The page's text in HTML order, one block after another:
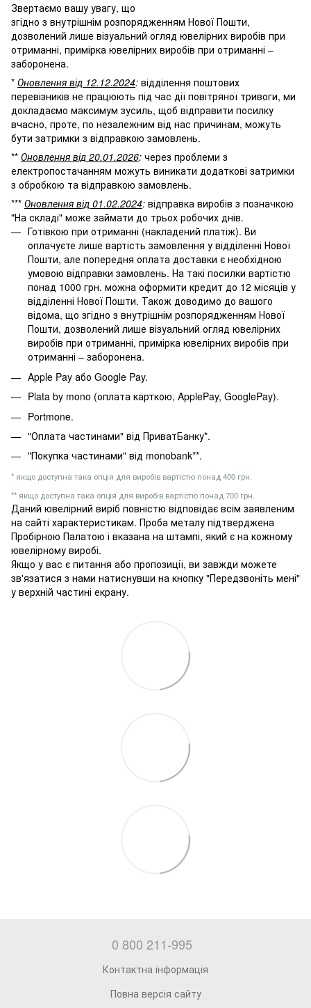
Звертаємо вашу увагу, що
згідно з внутрішнім розпорядженням Нової Пошти,
дозволений лише візуальний огляд ювелірних виробів при
отриманні, примірка ювелірних виробів при отриманні –
заборонена.
* Оновлення від 12.12.2024: відділення поштових
перевізників не працюють під час дії повітряної тривоги, ми
докладаємо максимум зусиль, щоб відправити посилку
вчасно, проте, по незалежним від нас причинам, можуть
бути затримки з відправкою замовлень.
** Оновлення від 20.01.2026: через проблеми з
електропостачанням можуть виникати додаткові затримки
з обробкою та відправкою замовлень.
*** Оновлення від 01.02.2024: відправка виробів з позначкою
"На складі" може займати до трьох робочих днів.
Готівкою при отриманні (накладений платіж). Ви
оплачуєте лише вартість замовлення у відділенні Нової
Пошти, але попередня оплата доставки є необхідною
умовою відправки замовлень. На такі посилки вартістю
понад 1000 грн. можна оформити кредит до 12 місяців у
відділенні Нової Пошти. Також доводимо до вашого
відома, що згідно з внутрішнім розпорядженням Нової
Пошти, дозволений лише візуальний огляд ювелірних
виробів при отриманні, примірка ювелірних виробів при
отриманні – заборонена.
Apple Pay або Google Pay.
Plata by mono (оплата карткою, ApplePay, GooglePay).
Portmone.
"Оплата частинами" від ПриватБанку*.
"Покупка частинами" від monobank**.
* якщо доступна така опція для виробів вартістю понад 400 грн.
** якщо доступна така опція для виробів вартістю понад 700 грн.
Даний ювелірний виріб повністю відповідає всім заявленим
на сайті характеристикам. Проба металу підтверджена
Пробірною Палатою і вказана на штампі, який є на кожному
ювелірному виробі.
Якщо у вас є питання або пропозиції, ви завжди можете
зв'язатися з нами натиснувши на кнопку "Передзвоніть мені"
у верхній частині екрану.
0 800 211-995
Контактна інформація
Повна версія сайту